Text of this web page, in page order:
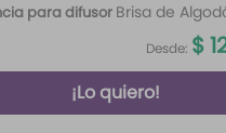
para difusor Brisa de
Desde: $
¡Lo quiero!